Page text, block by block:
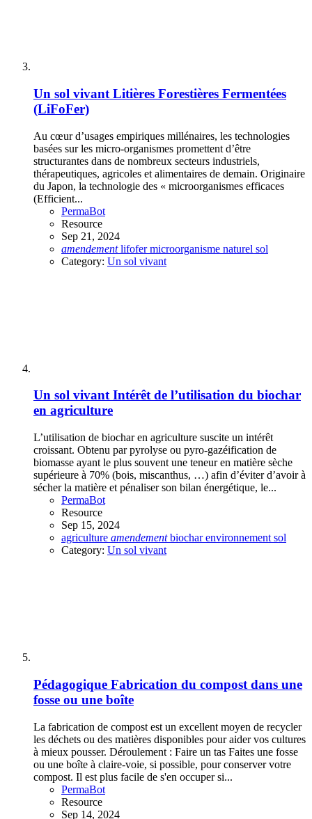
Un sol vivant Litières Forestières Fermentées
(LiFoFer)
Au cœur d’usages empiriques millénaires, les technologies
basées sur les micro-organismes promettent d’être
structurantes dans de nombreux secteurs industriels,
thérapeutiques, agricoles et alimentaires de demain. Originaire
du Japon, la technologie des « microorganismes efficaces
(Efficient...
PermaBot
Resource
Sep 21, 2024
amendement lifofermicroorganisme naturel sol
Category: Un sol vivant
Un sol vivant Intérêt de l’utilisation du biochar
en agriculture
L’utilisation de biochar en agriculture suscite un intérêt
croissant. Obtenu par pyrolyse ou pyro-gazéification de
biomasse ayant le plus souvent une teneur en matière sèche
supérieure à 70% (bois, miscanthus, …) afin d’éviter d’avoir à
sécher la matière et pénaliser son bilan énergétique, le...
PermaBot
Resource
Sep 15, 2024
agriculture amendement biocharenvironnement sol
Category: Un sol vivant
Pédagogique Fabrication du compost dans une
fosse ou une boîte
La fabrication de compost est un excellent moyen de recycler
les déchets ou des matières disponibles pour aider vos cultures
à mieux pousser. Déroulement : Faire un tas Faites une fosse
ou une boîte à claire-voie, si possible, pour conserver votre
compost. Il est plus facile de s'en occuper si...
PermaBot
Resource
Sep 14, 2024